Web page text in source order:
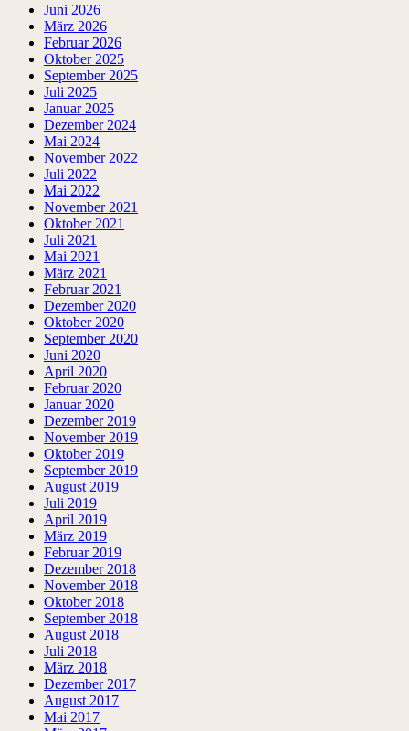
Juni 2026
März 2026
Februar 2026
Oktober 2025
September 2025
Juli 2025
Januar 2025
Dezember 2024
Mai 2024
November 2022
Juli 2022
Mai 2022
November 2021
Oktober 2021
Juli 2021
Mai 2021
März 2021
Februar 2021
Dezember 2020
Oktober 2020
September 2020
Juni 2020
April 2020
Februar 2020
Januar 2020
Dezember 2019
November 2019
Oktober 2019
September 2019
August 2019
Juli 2019
April 2019
März 2019
Februar 2019
Dezember 2018
November 2018
Oktober 2018
September 2018
August 2018
Juli 2018
März 2018
Dezember 2017
August 2017
Mai 2017